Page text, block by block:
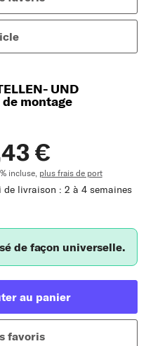
UND
de montage
€
incluse, plus frais de port
de livraison : 2 à 4 semaines
de façon universelle.
au panier
favoris